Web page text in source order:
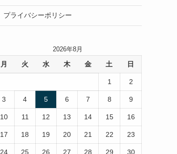
プライバシーポリシー
2026年8月
月 火 水 木 金 土 日
1 2
3 4 5 6 7 8 9
10 11 12 13 14 15 16
17 18 19 20 21 22 23
24 25 26 27 28 29 30